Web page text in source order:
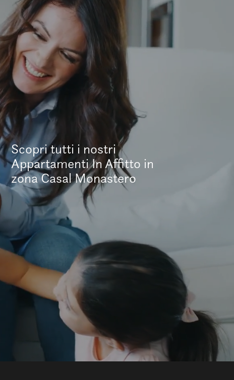
Scopri tutti i nostri
Appartamenti In Affitto in
zona Casal Monastero